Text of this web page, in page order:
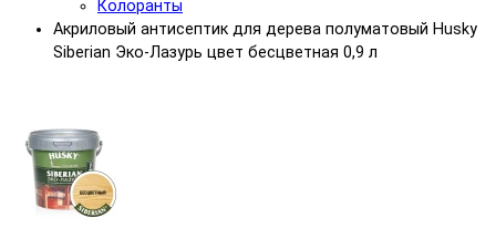
Колоранты
Акриловый антисептик для дерева полуматовый Husky
Siberian Эко-Лазурь цвет бесцветная 0,9 л